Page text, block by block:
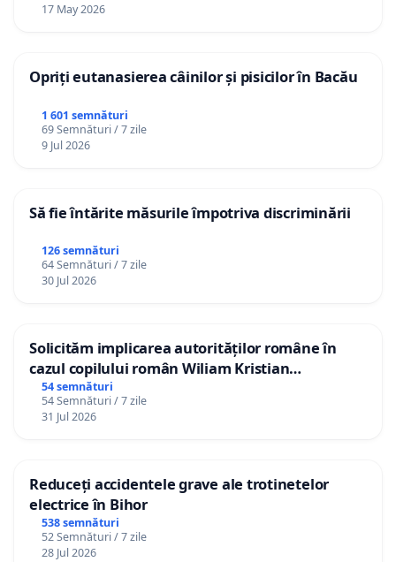
17 May 2026
Opriți eutanasierea câinilor și pisicilor în Bacău
1 601 semnături
69 Semnături / 7 zile
9 Jul 2026
Să fie întărite măsurile împotriva discriminării
126 semnături
64 Semnături / 7 zile
30 Jul 2026
Solicităm implicarea autorităților române în
cazul copilului român Wiliam Kristian
Gheorghe, aflat în plasament în Danemarca de
12 ani
54 semnături
54 Semnături / 7 zile
31 Jul 2026
Reduceți accidentele grave ale trotinetelor
electrice în Bihor
538 semnături
52 Semnături / 7 zile
28 Jul 2026